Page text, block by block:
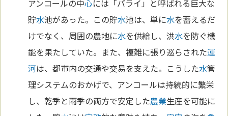
アンコールの中心には「バライ」と呼ばれる巨大な
貯水池があった。この貯水池は、単に水を蓄えるだ
けでなく、周囲の農地に水を供給し、洪水を防ぐ機
能を果たしていた。また、複雑に張り巡らされた運
河は、都市内の交通や交易を支えた。こうした水管
理システムのおかげで、アンコールは持続的に繁栄
し、乾季と雨季の両方で安定した農業生産を可能に